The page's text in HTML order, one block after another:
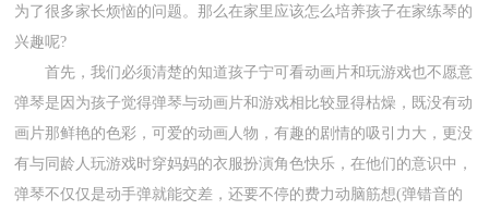
为了很多家长烦恼的问题。那么在家里应该怎么培养孩子在家练琴的
兴趣呢?
首先，我们必须清楚的知道孩子宁可看动画片和玩游戏也不愿意
弹琴是因为孩子觉得弹琴与动画片和游戏相比较显得枯燥，既没有动
画片那鲜艳的色彩，可爱的动画人物，有趣的剧情的吸引力大，更没
有与同龄人玩游戏时穿妈妈的衣服扮演角色快乐，在他们的意识中，
弹琴不仅仅是动手弹就能交差，还要不停的费力动脑筋想(弹错音的